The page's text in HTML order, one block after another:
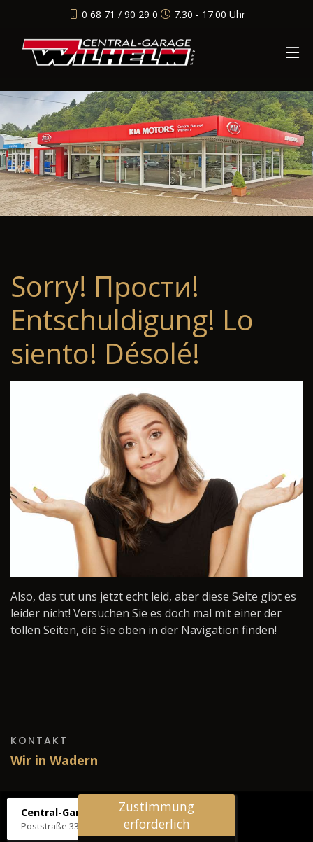
0 68 71 / 90 29 0 7.30 - 17.00 Uhr
Sorry! Прости!
Entschuldigung! Lo
siento! Désolé!
Also, das tut uns jetzt echt leid, aber diese Seite gibt es
leider nicht! Versuchen Sie es doch mal mit einer der
tollen Seiten, die Sie oben in der Navigation finden!
KONTAKT
Wir in Wadern
Central-Garage H. Wilhelm
Poststraße 33, 66687 Wadern
Zustimmung
erforderlich